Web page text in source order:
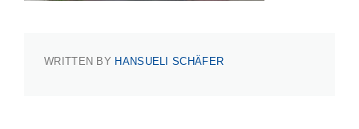
WRITTEN BY HANSUELI SCHÄFER